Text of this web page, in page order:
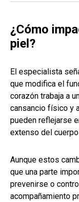
¿Cómo
piel?
El especialista
que modifica el
corazón trabaja a
cansancio físico y
pueden reflejarse
extenso del cuerpo
Aunque estos
que una parte
prevenirse o
acompañamiento